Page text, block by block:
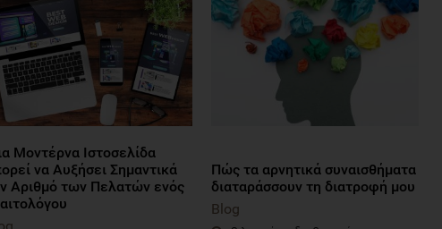
Μοντέρνα Ιστοσελίδα
να Αυξήσει Σημαντικά
Αριθμό των Πελατών ενός
Πώς τα αρνητικά συναισθήματα
διαταράσσουν τη διατροφή μου
Blog